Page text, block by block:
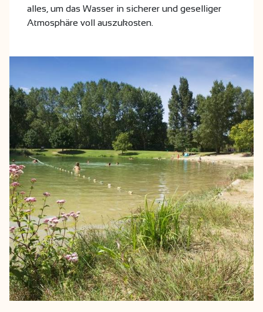
alles, um das Wasser in sicherer und geselliger
Atmosphäre voll auszukosten.